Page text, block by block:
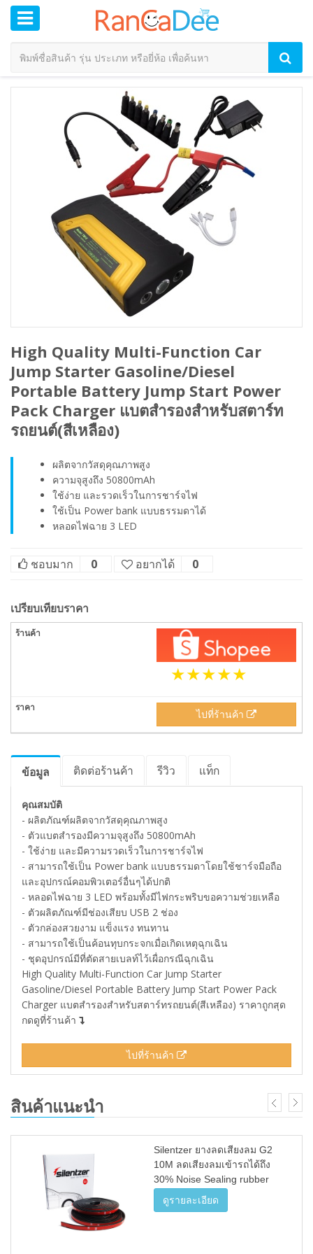
High Quality Multi-Function Car
Jump Starter Gasoline/Diesel
Portable Battery Jump Start Power
Pack Charger แบตสำรองสำหรับสตาร์ท
รถยนต์(สีเหลือง)
ผลิตจากวัสดุคุณภาพสูง
ความจุสูงถึง 50800mAh
ใช้ง่าย และรวดเร็วในการชาร์จไฟ
ใช้เป็น Power bank แบบธรรมดาได้
หลอดไฟฉาย 3 LED
ชอบมาก 0 อยากได้ 0
เปรียบเทียบราคา
ไปที่ร้านค้า
ข้อมูล ติดต่อร้านค้า รีวิว แท็ก
คุณสมบัติ
- ผลิตภัณฑ์ผลิตจากวัสดุคุณภาพสูง
- ตัวแบตสำรองมีความจุสูงถึง 50800mAh
- ใช้ง่าย และมีความรวดเร็วในการชาร์จไฟ
- สามารถใช้เป็น Power bank แบบธรรมดาโดยใช้ชาร์จมือถือ
และอุปกรณ์คอมพิวเตอร์อื่นๆได้ปกติ
- หลอดไฟฉาย 3 LED พร้อมทั้งมีไฟกระพริบขอความช่วยเหลือ
- ตัวผลิตภัณฑ์มีช่องเสียบ USB 2 ช่อง
- ตัวกล่องสวยงาม แข็งแรง ทนทาน
- สามารถใช้เป็นค้อนทุบกระจกเมื่อเกิดเหตุฉุกเฉิน
- ชุดอุปกรณ์มีที่ตัดสายเบลท์ไว้เผื่อกรณีฉุกเฉิน
High Quality Multi-Function Car Jump Starter
Gasoline/Diesel Portable Battery Jump Start Power Pack
Charger แบตสำรองสำหรับสตาร์ทรถยนต์(สีเหลือง) ราคาถูกสุด
กดดูที่ร้านค้า
ไปที่ร้านค้า
สินค้าแนะนำ
Silentzer ยางลดเสียงลม G2
10M ลดเสียงลมเข้ารถได้ถึง
30% Noise Sealing rubber
ดูรายละเอียด